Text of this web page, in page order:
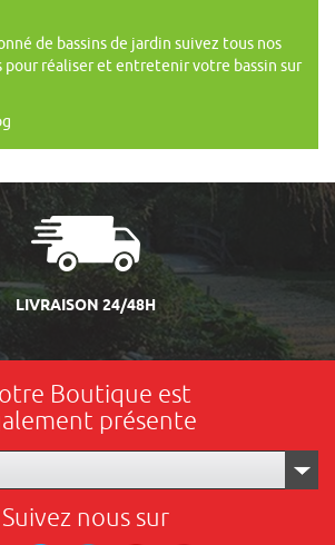
de bassins de jardin suivez tous nos
pour réaliser et entretenir votre bassin sur
LIVRAISON 24/48H
Boutique est
présente
Suivez nous sur